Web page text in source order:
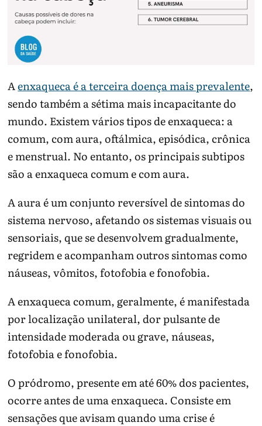
Aenxaqueca é a terceira doença mais prevalente,
sendo também a sétima mais incapacitante do
mundo. Existem vários tipos de enxaqueca: a
comum, com aura, oftálmica, episódica, crônica
e menstrual. No entanto, os principais subtipos
são a enxaqueca comum e com aura.
A aura é um conjunto reversível de sintomas do
sistema nervoso, afetando os sistemas visuais ou
sensoriais, que se desenvolvem gradualmente,
regridem e acompanham outros sintomas como
náuseas, vômitos, fotofobia e fonofobia.
A enxaqueca comum, geralmente, é manifestada
por localização unilateral, dor pulsante de
intensidade moderada ou grave, náuseas,
fotofobia e fonofobia.
O pródromo, presente em até 60% dos pacientes,
ocorre antes de uma enxaqueca. Consiste em
sensações que avisam quando uma crise é